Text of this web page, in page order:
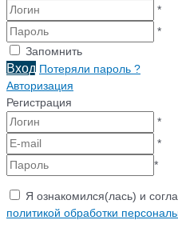
*
*
Запомнить
Вход Потеряли пароль ?
Авторизация
Регистрация
*
*
*
Я ознакомился(лась) и
политикой обработки